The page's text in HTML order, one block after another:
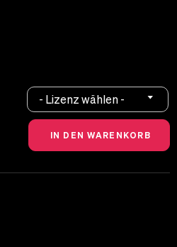
- Lizenz wählen -